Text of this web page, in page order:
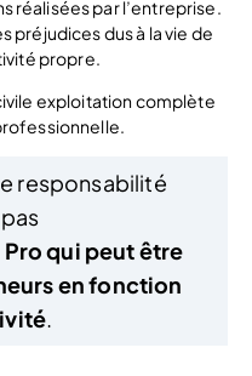
réalisées par l’entreprise.
préjudices dus à la vie de
propre.
exploitation complète
responsabilité
Pro qui peut être
en fonction
.